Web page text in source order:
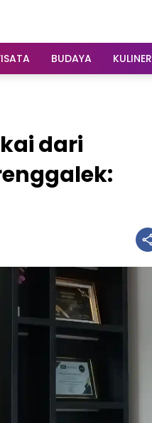
BUDAYA KULINER
dari